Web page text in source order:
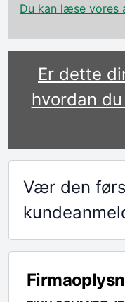
Du kan læse vores
Er dette
hvordan
Vær den